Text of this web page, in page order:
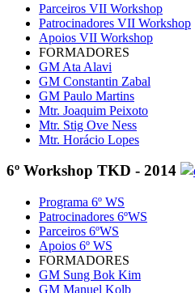
Parceiros VII Workshop
Patrocinadores VII Workshop
Apoios VII Workshop
FORMADORES
GM Ata Alavi
GM Constantin Zabal
GM Paulo Martins
Mtr. Joaquim Peixoto
Mtr. Stig Ove Ness
Mtr. Horácio Lopes
6º Workshop TKD - 2014
Programa 6º WS
Patrocinadores 6ºWS
Parceiros 6ºWS
Apoios 6º WS
FORMADORES
GM Sung Bok Kim
GM Manuel Kolb